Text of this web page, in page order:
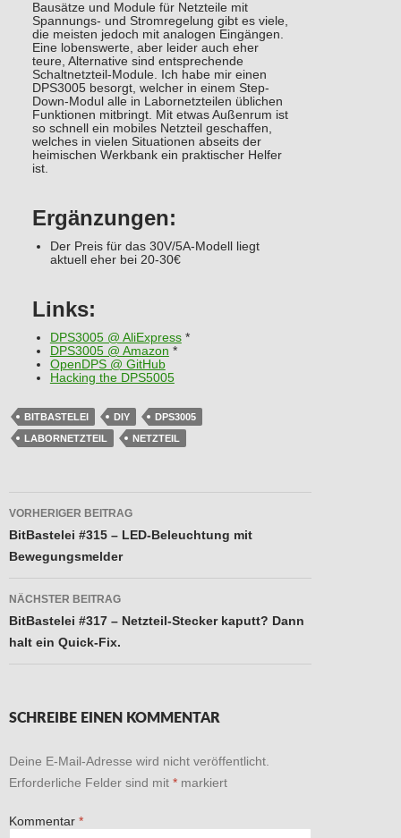
Bausätze und Module für Netzteile mit
Spannungs- und Stromregelung gibt es viele,
die meisten jedoch mit analogen Eingängen.
Eine lobenswerte, aber leider auch eher
teure, Alternative sind entsprechende
Schaltnetzteil-Module. Ich habe mir einen
DPS3005 besorgt, welcher in einem Step-
Down-Modul alle in Labornetzteilen üblichen
Funktionen mitbringt. Mit etwas Außenrum ist
so schnell ein mobiles Netzteil geschaffen,
welches in vielen Situationen abseits der
heimischen Werkbank ein praktischer Helfer
ist.
Ergänzungen:
Der Preis für das 30V/5A-Modell liegt
aktuell eher bei 20-30€
Links:
DPS3005 @ AliExpress*
DPS3005 @ Amazon *
OpenDPS @ GitHub
Hacking the DPS5005
BITBASTELEI DIY
DPS3005
LABORNETZTEIL
NETZTEIL
Beitragsnavigation
VORHERIGER BEITRAG
BitBastelei #315 – LED-Beleuchtung mit
Bewegungsmelder
NÄCHSTER BEITRAG
BitBastelei #317 – Netzteil-Stecker kaputt? Dann
halt ein Quick-Fix.
SCHREIBE EINEN KOMMENTAR
Deine E-Mail-Adresse wird nicht veröffentlicht.
Erforderliche Felder sind mit * markiert
Kommentar *